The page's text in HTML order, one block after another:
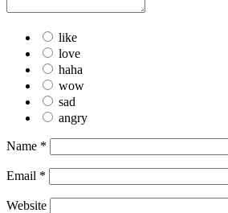
like
love
haha
wow
sad
angry
Name *
Email *
Website